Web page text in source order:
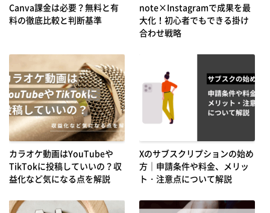
Canva課金は必要？無料と有
料の徹底比較と判断基準
note×Instagramで成果を最
大化！初心者でもできる掛け
合わせ戦略
カラオケ動画はYouTubeや
TikTokに投稿していいの？収
益化など気になる点を解説
Xのサブスクリプションの始め
方｜申請条件や料金、メリッ
ト・注意点について解説